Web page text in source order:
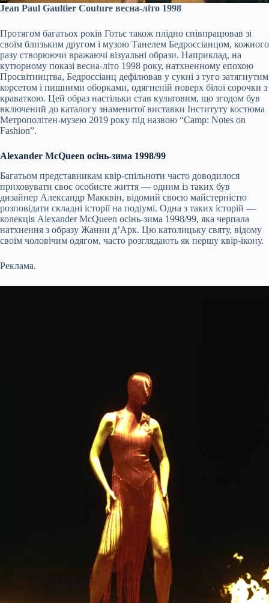
Jean Paul Gaultier Сouture весна-літо 1998
Протягом багатьох років Готьє також плідно співпрацював зі
своїм близьким другом і музою Танелем Бедроссіанцом, кожного
разу створюючи вражаючі візуальні образи. Наприклад, на
кутюрному показі весна-літо 1998 року, натхненному епохою
Просвітництва, Бедроссіанц дефілював у сукні з туго затягнутим
корсетом і пишними оборками, одягненій поверх білої сорочки з
краваткою. Цей образ настільки став культовим, що згодом був
включений до каталогу знаменитої виставки Інституту костюма
Метрополітен-музею 2019 року під назвою “Camp: Notes on
Fashion”.
Alexander McQueen осінь-зима 1998/99
Багатьом представникам квір-спільноти часто доводилося
приховувати своє особисте життя — одним із таких був
дизайнер Александр Макквін, відомий своєю майстерністю
розповідати складні історії на подіумі. Одна з таких історій —
колекція Alexander McQueen осінь-зима 1998/99, яка черпала
натхнення з образу Жанни д’Арк. Цю католицьку святу, відому
своїм чоловічим одягом, часто розглядають як першу квір-ікону.
Реклама.